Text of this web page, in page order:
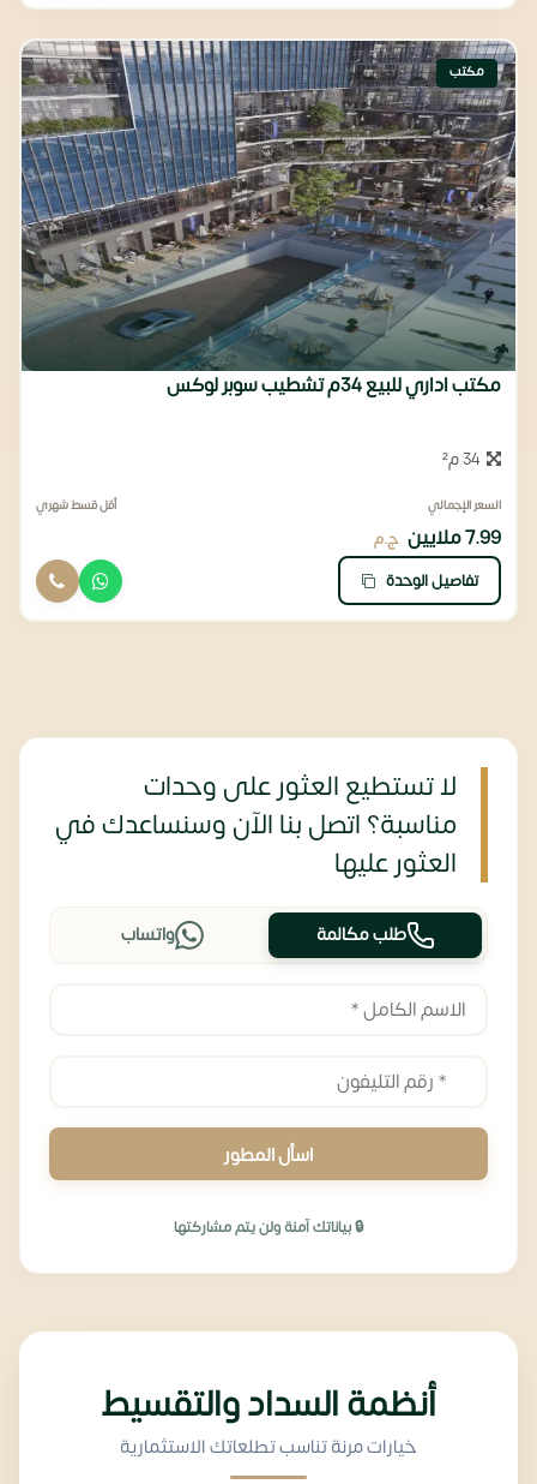
مكتب
مكتب اداري للبيع 34م تشطيب سوبر لوكس
السعر الإجمالي
7.99 ملايين ج.م
أقل قسط شهري
تفاصيل الوحدة
لا تستطيع العثور على وحدات
مناسبة؟ اتصل بنا الآن وسنساعدك في
العثور عليها
طلب مكالمة واتساب
اسأل المطور
🔒 بياناتك آمنة ولن يتم مشاركتها
أنظمة السداد والتقسيط
خيارات مرنة تناسب تطلعاتك الاستثمارية